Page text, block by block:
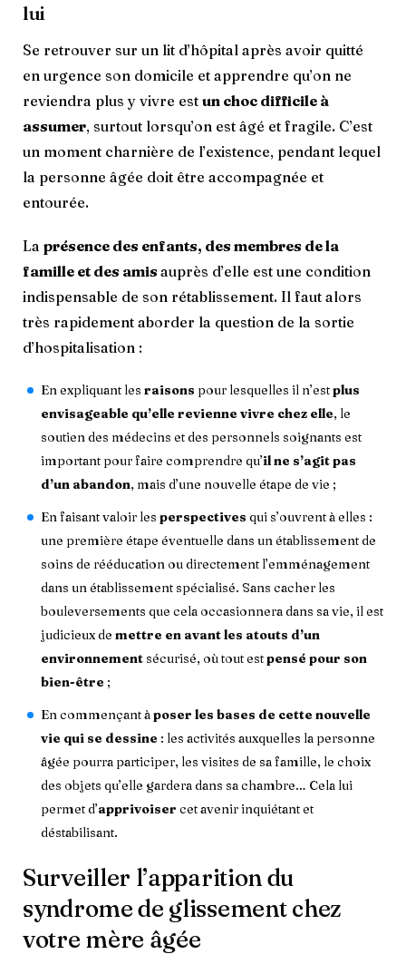
lui
Se retrouver sur un lit d’hôpital après avoir quitté
en urgence son domicile et apprendre qu’on ne
reviendra plus y vivre est un choc difficile à
assumer, surtout lorsqu’on est âgé et fragile. C’est
un moment charnière de l’existence, pendant lequel
la personne âgée doit être accompagnée et
entourée.
La présence des enfants, des membres de la
famille et des amisauprès d’elle est une condition
indispensable de son rétablissement. Il faut alors
très rapidement aborder la question de la sortie
d’hospitalisation :
En expliquant les raisons pour lesquelles il n’estplus
envisageable qu’elle revienne vivre chez elle, le
soutien des médecins et des personnels soignants est
important pour faire comprendre qu’il ne s’agit pas
d’un abandon, mais d’une nouvelle étape de vie ;
En faisant valoir les perspectives qui s’ouvrent à elles :
une première étape éventuelle dans un établissement de
soins de rééducation ou directement l’emménagement
dans un établissement spécialisé. Sans cacher les
bouleversements que cela occasionnera dans sa vie, il est
judicieux de mettre en avant les atouts d’un
environnement sécurisé, où tout estpensé pour son
bien-être ;
En commençant àposer les bases de cette nouvelle
vie qui se dessine : les activités auxquelles la personne
âgée pourra participer, les visites de sa famille, le choix
des objets qu’elle gardera dans sa chambre… Cela lui
permet d’apprivoiser cet avenir inquiétant et
déstabilisant.
Surveiller l’apparition du
syndrome de glissement chez
votre mère âgée